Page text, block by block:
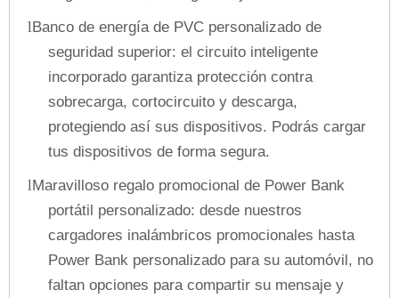
lBanco de energía de PVC personalizado de
seguridad superior: el circuito inteligente
incorporado garantiza protección contra
sobrecarga, cortocircuito y descarga,
protegiendo así sus dispositivos. Podrás cargar
tus dispositivos de forma segura.
lMaravilloso regalo promocional de Power Bank
portátil personalizado: desde nuestros
cargadores inalámbricos promocionales hasta
Power Bank personalizado para su automóvil, no
faltan opciones para compartir su mensaje y